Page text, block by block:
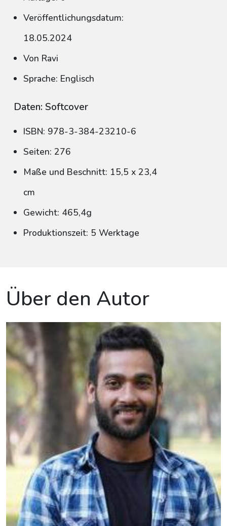
Veröffentlichungsdatum:
18.05.2024
Von Ravi
Sprache: Englisch
Daten: Softcover
ISBN: 978-3-384-23210-6
Seiten: 276
Maße und Beschnitt: 15,5 x 23,4
cm
Gewicht: 465,4g
Produktionszeit: 5 Werktage
Über den Autor